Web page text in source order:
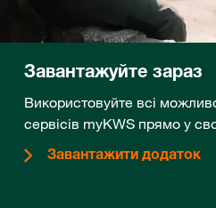
Завантажуйте зараз
Використовуйте всі
сервісів myKWS прямо у
Завантажити додаток